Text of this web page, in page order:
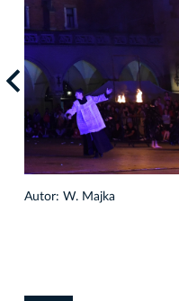
Autor: W. Majka